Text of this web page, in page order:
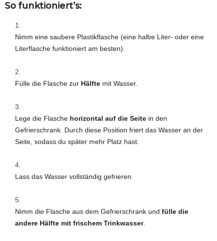
So funktioniert’s:
Nimm eine saubere Plastikflasche (eine halbe Liter- oder eine
Literflasche funktioniert am besten).
Fülle die Flasche zur Hälfte mit Wasser.
Lege die Flasche horizontal auf die Seite in den
Gefrierschrank. Durch diese Position friert das Wasser an der
Seite, sodass du später mehr Platz hast.
Lass das Wasser vollständig gefrieren.
Nimm die Flasche aus dem Gefrierschrank und fülle die
andere Hälfte mit frischem Trinkwasser.